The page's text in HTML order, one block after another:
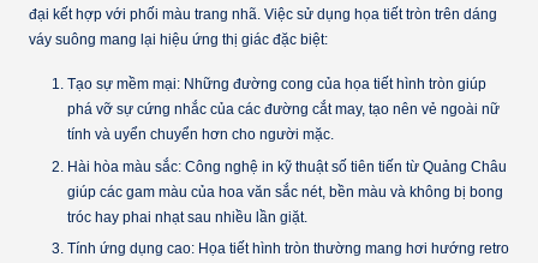
đại kết hợp với phối màu trang nhã. Việc sử dụng họa tiết tròn trên dáng
váy suông mang lại hiệu ứng thị giác đặc biệt:
Tạo sự mềm mại: Những đường cong của họa tiết hình tròn giúp
phá vỡ sự cứng nhắc của các đường cắt may, tạo nên vẻ ngoài nữ
tính và uyển chuyển hơn cho người mặc.
Hài hòa màu sắc: Công nghệ in kỹ thuật số tiên tiến từ Quảng Châu
giúp các gam màu của hoa văn sắc nét, bền màu và không bị bong
tróc hay phai nhạt sau nhiều lần giặt.
Tính ứng dụng cao: Họa tiết hình tròn thường mang hơi hướng retro